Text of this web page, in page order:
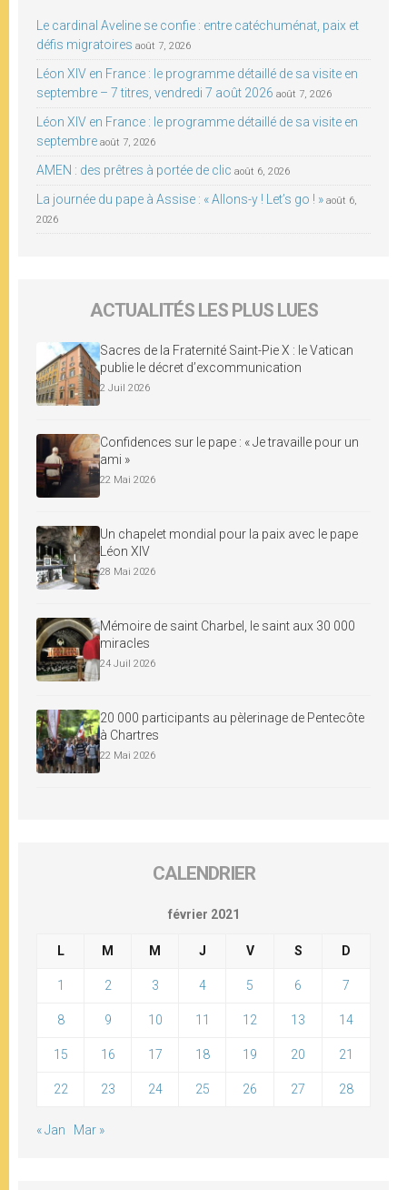
Le cardinal Aveline se confie : entre catéchuménat, paix et
défis migratoires août 7, 2026
Léon XIV en France : le programme détaillé de sa visite en
septembre – 7 titres, vendredi 7 août 2026 août 7, 2026
Léon XIV en France : le programme détaillé de sa visite en
septembre août 7, 2026
AMEN : des prêtres à portée de clic août 6, 2026
La journée du pape à Assise : « Allons-y ! Let’s go ! » août 6,
2026
ACTUALITÉS LES PLUS LUES
Sacres de la Fraternité Saint-Pie X : le Vatican
publie le décret d’excommunication
2 Juil 2026
Confidences sur le pape : « Je travaille pour un
ami »
22 Mai 2026
Un chapelet mondial pour la paix avec le pape
Léon XIV
28 Mai 2026
Mémoire de saint Charbel, le saint aux 30 000
miracles
24 Juil 2026
20 000 participants au pèlerinage de Pentecôte
à Chartres
22 Mai 2026
CALENDRIER
février 2021
L M M J V S D
1 2 3 4 5 6 7
8 9 10 11 12 13 14
15 16 17 18 19 20 21
22 23 24 25 26 27 28
« Jan Mar »